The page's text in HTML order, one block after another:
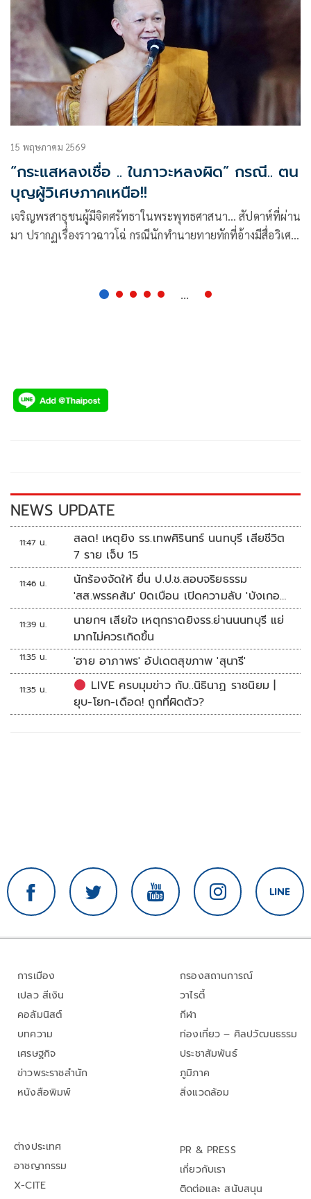
15 พฤษภาคม 2569
“กระแสหลงเชื่อ .. ในภาวะหลงผิด” กรณี.. ตน
บุญผู้วิเศษภาคเหนือ!!
เจริญพรสาธุชนผู้มีจิตศรัทธาในพระพุทธศาสนา… สัปดาห์ที่ผ่าน
มา ปรากฏเรื่องราวฉาวโฉ่ กรณีนักทำนายทายทักที่อ้างมีสื่อวิเศษ
เปิดดู บัญชีวิบากกรรมของแต่ละคน ที่กระทำไว้ในอดีตชาติ เพื่อ
...
NEWS UPDATE
11:47 น.
สลด! เหตุยิง รร.เทพศิรินทร์ นนทบุรี เสียชีวิต
7 ราย เจ็บ 15
11:46 น.
นักร้องจัดให้ ยื่น ป.ป.ช.สอบจริยธรรม
'สส.พรรคส้ม' บิดเบือน เปิดความลับ 'บังเกอร์
ทหาร'
11:39 น.
นายกฯ เสียใจ เหตุกราดยิงรร.ย่านนนทบุรี แย่
มากไม่ควรเกิดขึ้น
11:35 น. 'ฮาย อาภาพร' อัปเดตสุขภาพ 'สุนารี'
11:35 น.
LIVE ครบมุมข่าว กับ..นิธินาฏ ราชนิยม |
ยุบ-โยก-เดือด! ถูกที่ผิดตัว?
การเมือง
เปลว สีเงิน
คอลัมนิสต์
บทความ
เศรษฐกิจ
ข่าวพระราชสำนัก
หนังสือพิมพ์
กรองสถานการณ์
วาไรตี้
กีฬา
ท่องเที่ยว – ศิลปวัฒนธรรม
ประชาสัมพันธ์
ภูมิภาค
สิ่งแวดล้อม
ต่างประเทศ
อาชญากรรม
X-CITE
PR & PRESS
เกี่ยวกับเรา
ติดต่อและ สนับสนุน